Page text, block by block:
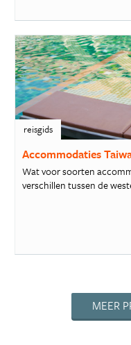
reisgids
Accommodaties
Wat voor soorten
verschillen tussen de
MEER